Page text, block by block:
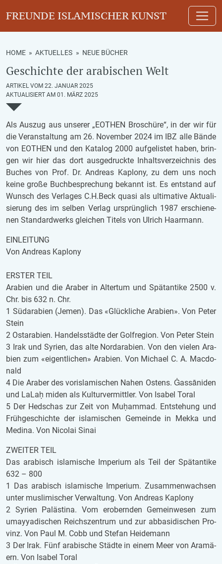
FREUNDE ISLAMISCHER KUNST
HOME » AKTUELLES » NEUE BÜCHER
Geschichte der arabischen Welt
ARTIKEL VOM 22. JANUAR 2025
AKTUALISIERT AM 01. MÄRZ 2025
Als Aus­zug aus un­se­rer „EO­THEN Bro­schü­re“, in der wir für
die Ver­an­stal­tung am 26. No­vem­ber 2024 im IBZ alle Bände
von EO­THEN und den Ka­ta­log 2000 auf­ge­lis­tet haben, brin­
gen wir hier das dort aus­ge­druck­te In­halts­ver­zeich­nis des
Bu­ches von Prof. Dr. An­dre­as Ka­plo­ny, zu dem uns noch
keine große Buch­be­spre­chung be­kannt ist. Es ent­stand auf
Wunsch des Ver­la­ges C.H.Beck quasi als ul­ti­ma­ti­ve Ak­tu­a­li­
sie­rung des im sel­ben Ver­lag ur­sprüng­lich 1987 er­schie­ne­
nen Stan­dard­werks glei­chen Ti­tels von Ul­rich Haar­mann.
EIN­LEI­TUNG
Von An­dre­as Ka­plo­ny
ERS­TER TEIL
Ara­bi­en und die Ara­ber in Al­ter­tum und Spät­an­ti­ke 2500 v.
Chr. bis 632 n. Chr.
1 Süd­ara­bi­en (Jemen). Das «Glück­li­che Ara­bi­en». Von Peter
Stein
2 Ost­ara­bi­en. Han­dels­städ­te der Golf­re­gi­on. Von Peter Stein
3 Irak und Sy­ri­en, das alte Nord­ara­bi­en. Von den vie­len Ara­
bi­en zum «ei­gent­li­chen» Ara­bi­en. Von Mi­cha­el C. A. Mac­do­
nald
4 Die Ara­ber des vo­r­is­la­mi­schen Nahen Os­tens. Ġassāniden
und LaLaḥ miden als Kul­tur­ver­mitt­ler. Von Isa­bel Toral
5 Der Hed­schas zur Zeit von Muḥammad. Ent­ste­hung und
Früh­ge­schich­te der is­la­mi­schen Ge­mein­de in Mekka und
Me­di­na. Von Ni­co­lai Sinai
ZWEI­TER TEIL
Das ara­bisch is­la­mi­sche Im­pe­ri­um als Teil der Spät­an­ti­ke
632 – 800
1 Das ara­bisch is­la­mi­sche Im­pe­ri­um. Zu­sam­men­wach­sen
unter mus­li­mi­scher Ver­wal­tung. Von An­dre­as Ka­plo­ny
2 Sy­ri­en Pa­läs­ti­na. Vom er­obern­den Ge­mein­we­sen zum
umay­ya­di­schen Reichs­zen­trum und zur ab­ba­si­di­schen Pro­
vinz. Von Paul M. Cobb und Ste­fan Hei­de­mann
3 Der Irak. Fünf ara­bi­sche Städ­te in einem Meer von Ara­mä­
ern. Von Isa­bel Toral